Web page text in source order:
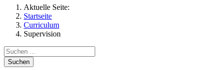
Aktuelle Seite:
Startseite
Curriculum
Supervision
Suchen